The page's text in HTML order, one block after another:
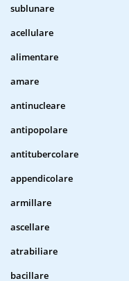
sublunare
acellulare
alimentare
amare
antinucleare
antipopolare
antitubercolare
appendicolare
armillare
ascellare
atrabiliare
bacillare